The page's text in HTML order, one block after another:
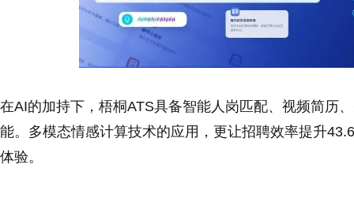
在AI的加持下，梧桐ATS具备智能人岗匹配、视频简历
能。多模态情感计算技术的应用，更让招聘效率提升
体验。